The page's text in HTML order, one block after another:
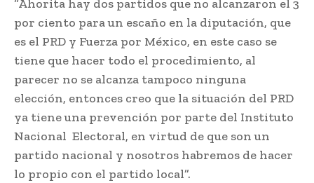
“Ahorita hay dos partidos que no alcanzaron el 3
por ciento para un escaño en la diputación, que
es el PRD y Fuerza por México, en este caso se
tiene que hacer todo el procedimiento, al
parecer no se alcanza tampoco ninguna
elección, entonces creo que la situación del PRD
ya tiene una prevención por parte del Instituto
Nacional Electoral, en virtud de que son un
partido nacional y nosotros habremos de hacer
lo propio con el partido local”.